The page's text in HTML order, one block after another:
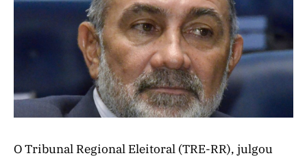
O Tribunal Regional Eleitoral (TRE-RR), julgou